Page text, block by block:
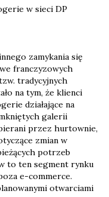
w sieci DP
zamykania się
franczyzowych
tradycyjnych
na tym, że klienci
działające na
galerii
przez hurtownie,
zmian w
potrzeb
to ten segment rynku
e-commerce.
otwarciami